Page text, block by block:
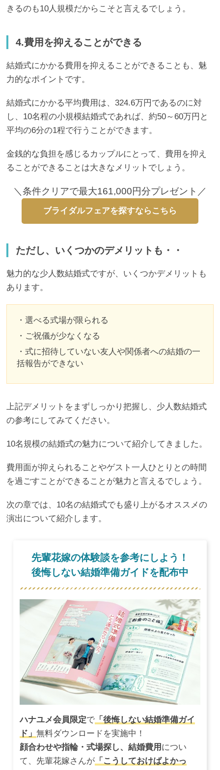
きるのも10人規模だからこそと言えるでしょう。
4.費用を抑えることができる
結婚式にかかる費用を抑えることができることも、魅
力的なポイントです。
結婚式にかかる平均費用は、324.6万円であるのに対
し、10名程の小規模結婚式であれば、約50～60万円と
平均の6分の1程で行うことができます。
金銭的な負担を感じるカップルにとって、費用を抑え
ることができることは大きなメリットでしょう。
＼条件クリアで最大161,000円分プレゼント／
ブライダルフェアを探すならこちら
ただし、いくつかのデメリットも・・
魅力的な少人数結婚式ですが、いくつかデメリットも
あります。
・選べる式場が限られる
・ご祝儀が少なくなる
・式に招待していない友人や関係者への結婚の一
括報告ができない
上記デメリットをまずしっかり把握し、少人数結婚式
の参考にしてみてください。
10名規模の結婚式の魅力について紹介してきました。
費用面が抑えられることやゲスト一人ひとりとの時間
を過ごすことができることが魅力と言えるでしょう。
次の章では、10名の結婚式でも盛り上がるオススメの
演出について紹介します。
先輩花嫁の体験談を参考にしよう！
後悔しない結婚準備ガイドを配布中
ハナユメ会員限定で 「後悔しない結婚準備ガイ
ド」無料ダウンロードを実施中！
顔合わせや指輪・式場探し、結婚費用 につい
て、先輩花嫁さんが 「こうしておけばよかっ